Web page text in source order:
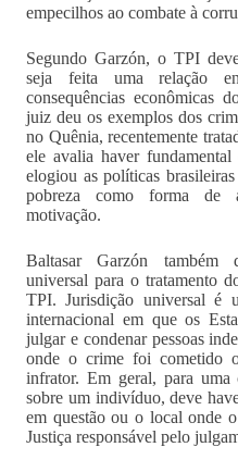
empecilhos ao combate à
Segundo Garzón, o TPI
seja feita uma relação
consequências econômicas
juiz deu os exemplos dos
no Quênia, recentemente
ele avalia haver
elogiou as políticas
pobreza como forma de
motivação.
Baltasar Garzón também
universal para o tratamento
TPI. Jurisdição universal é
internacional em que os
julgar e condenar pessoas
onde o crime foi cometido
infrator. Em geral, para uma
sobre um indivíduo, deve
em questão ou o local onde
Justiça responsável pelo